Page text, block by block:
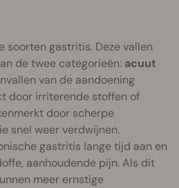
soorten gastritis. Deze vallen
de twee categorieën: acuut
van de aandoening
door irriterende stoffen of
door scherpe
snel weer verdwijnen.
gastritis lange tijd aan en
aanhoudende pijn. Als dit
meer ernstige